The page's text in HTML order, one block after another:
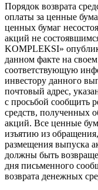
Порядок возврата
оплаты за ценные
ценных бумаг
акций не
KOMPLEKSI»
данном факте на своем
соответствующую
инвестору данного
почтовый адрес,
с просьбой сообщить
средств, полученных
акций. Все ценные
изъятию из
размещения выпуска
должны быть
дня письменного
возврата денежных